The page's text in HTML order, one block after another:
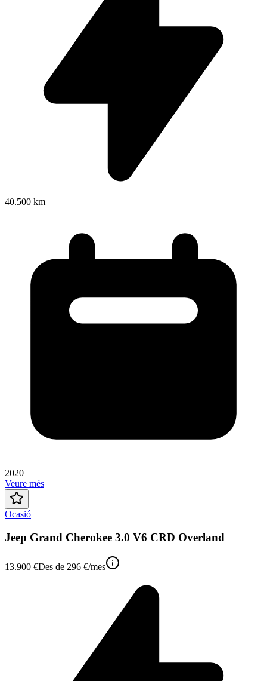
40.500 km
2020
Veure més
Ocasió
Jeep Grand Cherokee 3.0 V6 CRD Overland
13.900 €Des de 296 €/mes